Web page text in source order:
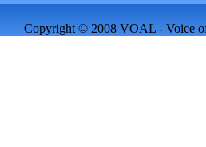
Copyright © 2008 VOAL - Voice